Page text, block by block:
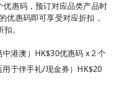
惠码，预订对应品类产品时
优惠码即可享受对应折扣，
。
港澳）HK$30优惠码 x 2 个
于伴手礼/现金券）HK$20